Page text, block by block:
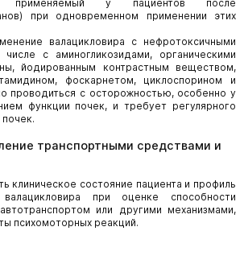
применяемый у пациентов после
при одновременном применении этих
валацикловира с нефротоксичными
с аминогликозидами, органическими
йодированным контрастным веществом,
фоскарнетом, циклоспорином и
проводиться с осторожностью, особенно у
функции почек, и требует регулярного
транспортными средствами и
клиническое состояние пациента и профиль
при оценке способности
или другими механизмами,
психомоторных реакций.